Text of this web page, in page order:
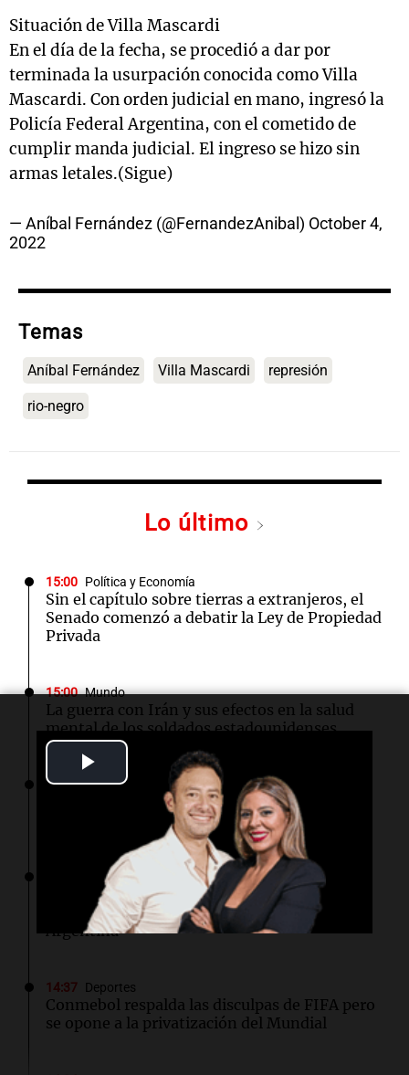
Video
Situación de Villa Mascardi
En el día de la fecha, se procedió a dar por
terminada la usurpación conocida como Villa
Mascardi. Con orden judicial en mano, ingresó la
Policía Federal Argentina, con el cometido de
cumplir manda judicial. El ingreso se hizo sin
armas letales.(Sigue)
— Aníbal Fernández (@FernandezAnibal) October 4,
2022
Temas
Aníbal Fernández Villa Mascardi represión
rio-negro
Lo último
15:00 Política y Economía
Sin el capítulo sobre tierras a extranjeros, el
Senado comenzó a debatir la Ley de Propiedad
Privada
15:00 Mundo
La guerra con Irán y sus efectos en la salud
mental de los soldados estadounidenses
14:55 La Argentina Posible
Lanzaron una campaña para que niños con
cáncer reciban regalos por el día del niño
Deportes
San Lorenzo solicita al Papa León XIV visitar
su estadio durante su histórica visita a
Argentina
14:37 Deportes
Conmebol respalda las disculpas de FIFA pero
se opone a la privatización del Mundial